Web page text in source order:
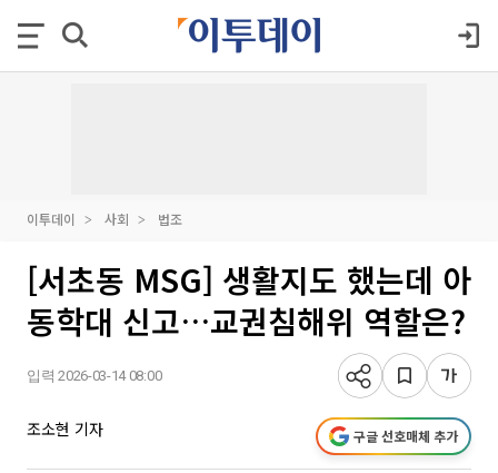
이투데이 사회 법조
[서초동 MSG] 생활지도 했는데 아
동학대 신고…교권침해위 역할은?
입력 2026-03-14 08:00
조소현 기자 구글 선호매체 추가